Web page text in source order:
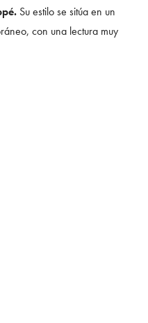
Su estilo se sitúa en un
con una lectura muy